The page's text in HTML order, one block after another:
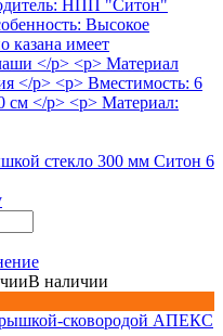
стекло 300 мм Ситон 6
В наличии